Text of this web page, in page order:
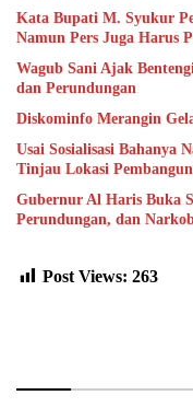
Kata Bupati M. Syukur
Namun Pers Juga Harus
Wagub Sani Ajak
dan Perundungan
Diskominfo Merangin
Usai Sosialisasi Bahanya
Tinjau Lokasi
Gubernur Al Haris Buka
Perundungan, dan
Post Views: 263